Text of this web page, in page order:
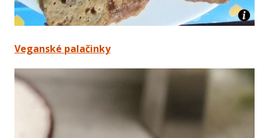
Veganské palačinky